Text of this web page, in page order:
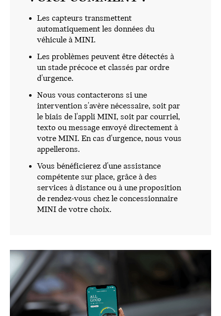
Les capteurs transmettent
automatiquement les données du
véhicule à MINI.
Les problèmes peuvent être détectés à
un stade précoce et classés par ordre
d'urgence.
Nous vous contacterons si une
intervention s'avère nécessaire, soit par
le biais de l'appli MINI, soit par courriel,
texto ou message envoyé directement à
votre MINI. En cas d'urgence, nous vous
appellerons.
Vous bénéficierez d'une assistance
compétente sur place, grâce à des
services à distance ou à une proposition
de rendez-vous chez le concessionnaire
MINI de votre choix.